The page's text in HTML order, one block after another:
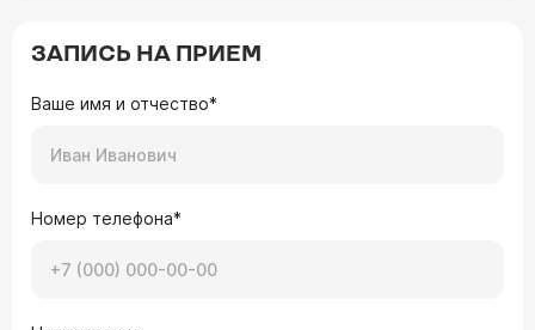
ЗАПИСЬ НА ПРИЕМ
Ваше имя и отчество*
Номер телефона*